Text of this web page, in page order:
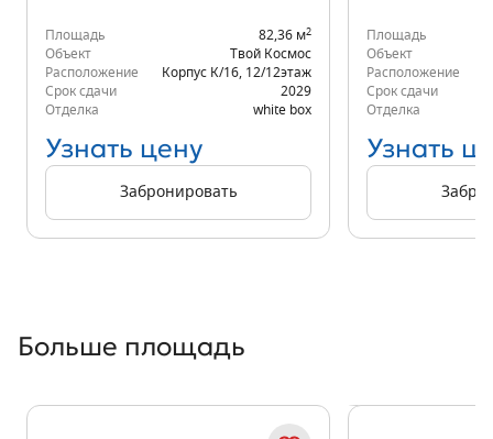
Площадь 82,36 м2
Объект
Твой Космос
Расположение
Корпус К/16 12/12этаж
Срок сдачи
2029
Отделка
white box
Узнать цену
Забронировать
Площадь
Объект
Расположение
Срок сдачи
Отделка
Узнать
Больше площадь